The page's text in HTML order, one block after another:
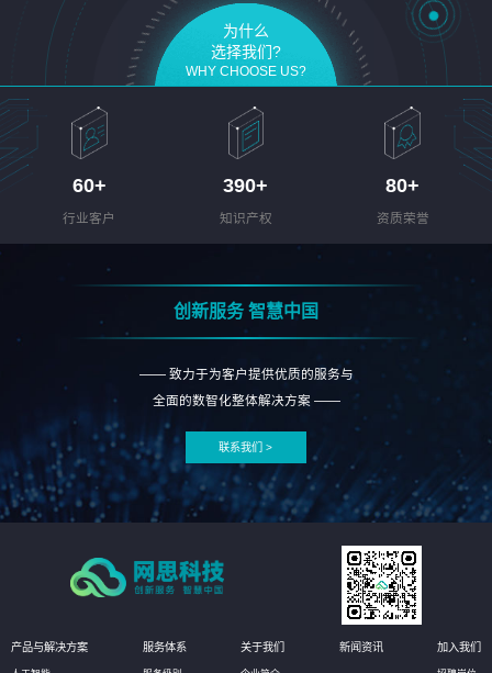
为什么
选择我们?
WHY CHOOSE US?
60+
行业客户
390+
知识产权
80+
资质荣誉
创新服务 智慧中国
—— 致力于为客户提供优质的服务与
全面的数智化整体解决方案 ——
联系我们 >
产品与解决方案 服务体系 关于我们 新闻资讯 加入我们